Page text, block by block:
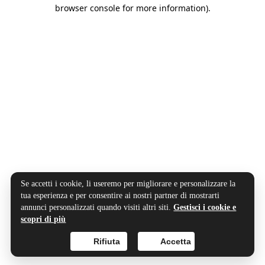
browser console for more information).
Se accetti i cookie, li useremo per migliorare e personalizzare la
tua esperienza e per consentire ai nostri partner di mostrarti
annunci personalizzati quando visiti altri siti.Gestisci i cookie e
scopri di più
Accetta
Rifiuta